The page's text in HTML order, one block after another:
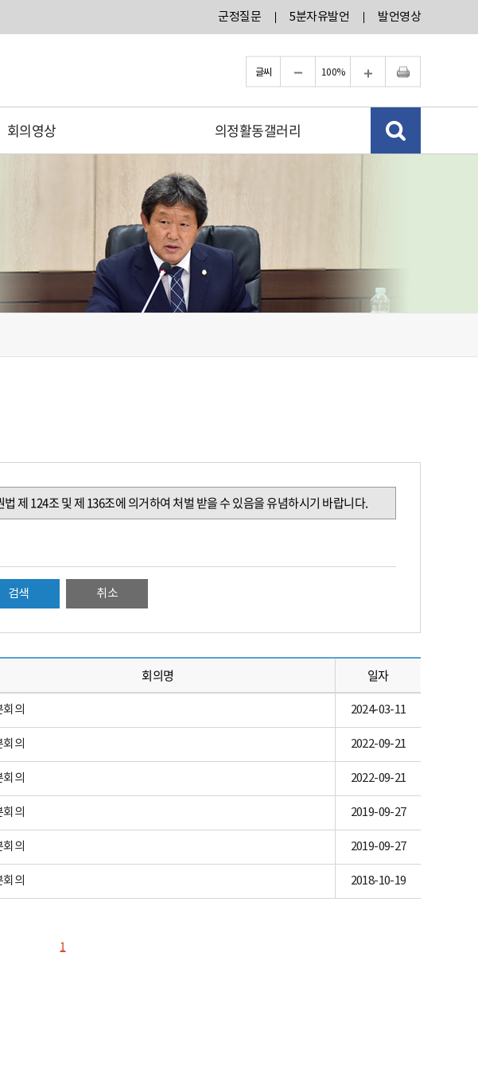
군정질문 5분자유발언 발언영상
글씨 100%
확대 인쇄
회의영상 의정활동갤러리
검색 열고
닫기
제 124조 및 제 136조에 의거하여 처벌 받을 수 있음을 유념하시기 바랍니다.
취소
회의명 일자
회의 2024-03-11
회의 2022-09-21
회의 2022-09-21
회의 2019-09-27
회의 2019-09-27
회의 2018-10-19
1